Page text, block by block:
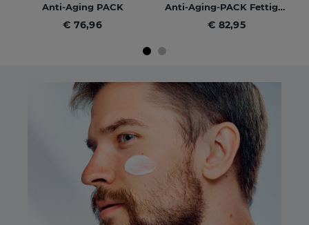
Anti-Aging PACK
€ 76,96
Anti-Aging-PACK Fettige Haut
€ 82,95